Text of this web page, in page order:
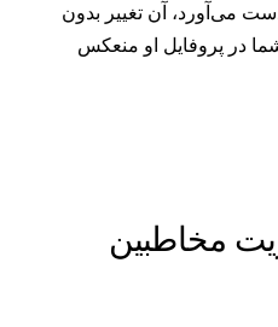
آن تغییر بدون
پروفایل او منعکس
مخاطبین